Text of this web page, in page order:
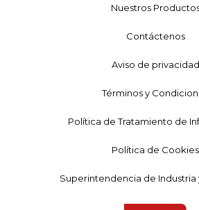
Nuestros
Contáctenos
Aviso de privacidad
Términos y
Política de Tratamiento de
Política de Cookies
Superintendencia de Industria